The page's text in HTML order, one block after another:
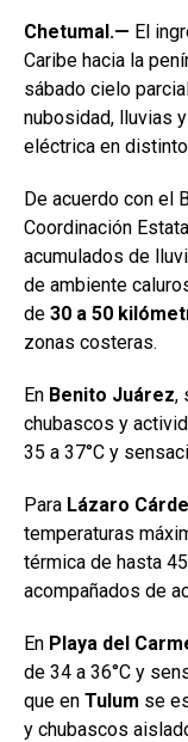
Chetumal.— El
Caribe hacia la
sábado cielo
nubosidad, lluvias
eléctrica en
De acuerdo con el
Coordinación
acumulados de
de ambiente
de 30 a 50
zonas costeras.
En Benito Juárez,
chubascos y
35 a 37°C y
Para Lázaro
temperaturas
térmica de hasta
acompañados de
En Playa del
de 34 a 36°C y
que en Tulum se
y chubascos